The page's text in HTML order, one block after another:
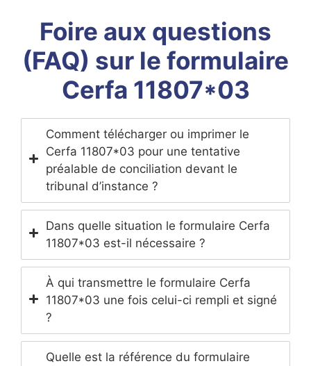
Foire aux questions
(FAQ) sur le formulaire
Cerfa 11807*03
Comment télécharger ou imprimer le
Cerfa 11807*03 pour une tentative
préalable de conciliation devant le
tribunal d’instance ?
Dans quelle situation le formulaire Cerfa
11807*03 est-il nécessaire ?
À qui transmettre le formulaire Cerfa
11807*03 une fois celui-ci rempli et signé
?
Quelle est la référence du formulaire